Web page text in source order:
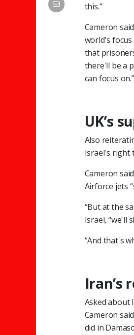
this.”
Cameron
world's
that
there'll be a
can focus on.”
UK’s
Also
Israel's right
Cameron
Airforce jets
“But at the
Israel, “we'll
“And that's
Iran’s
Asked about
Cameron
did in